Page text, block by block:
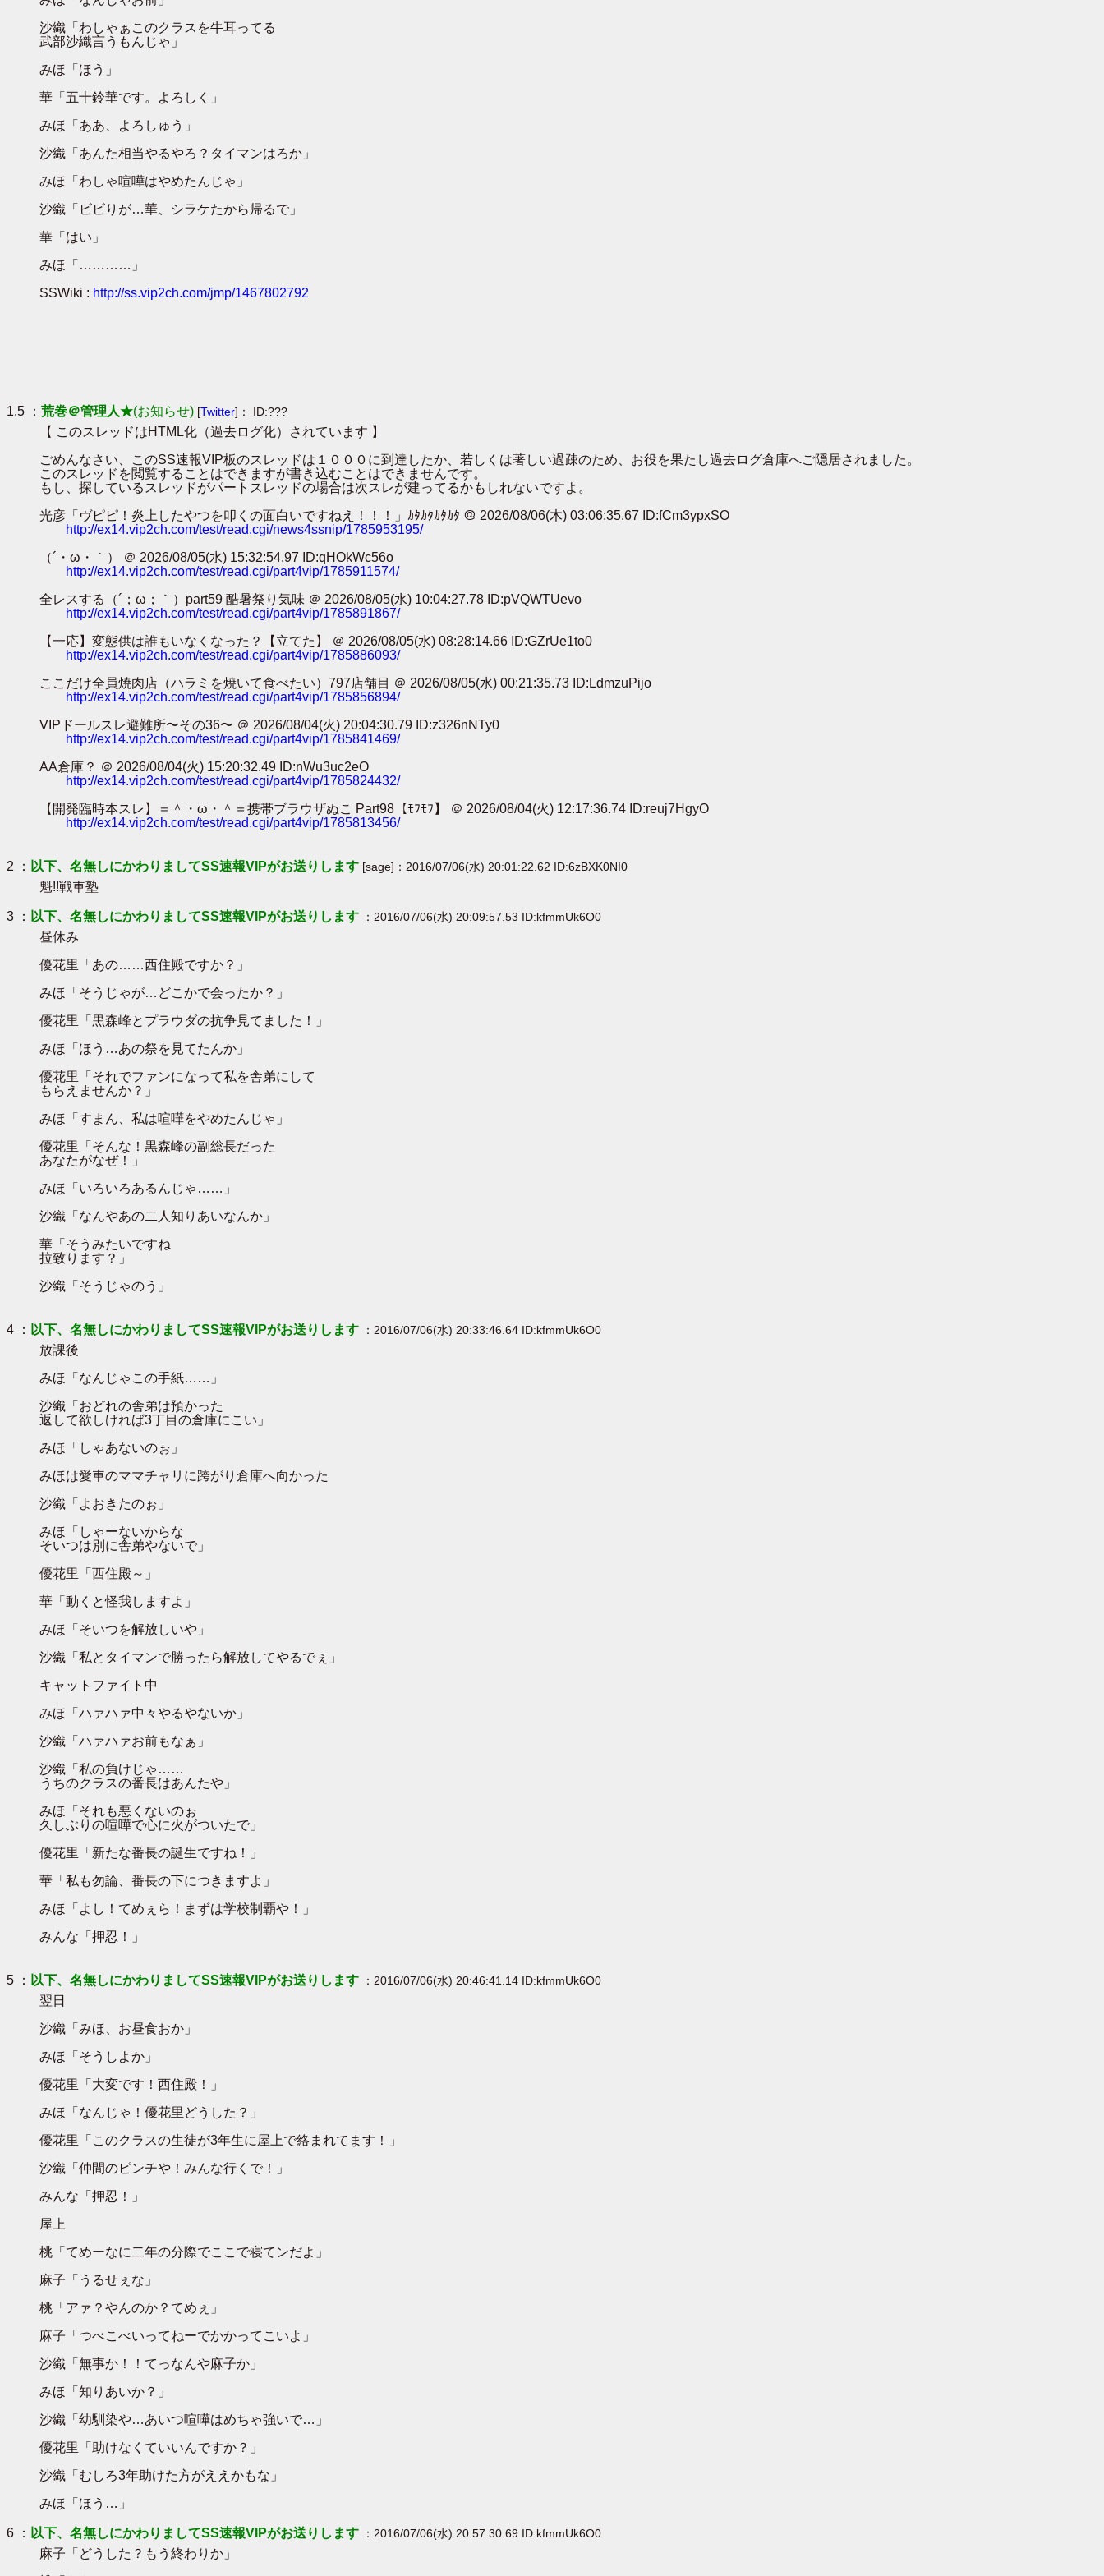
沙織「わしゃぁこのクラスを牛耳ってる
武部沙織言うもんじゃ」
みほ「ほう」
華「五十鈴華です。よろしく」
みほ「ああ、よろしゅう」
沙織「あんた相当やるやろ？タイマンはろか」
みほ「わしゃ喧嘩はやめたんじゃ」
沙織「ビビりが…華、シラケたから帰るで」
華「はい」
みほ「…………」
SSWiki : http://ss.vip2ch.com/jmp/1467802792
1.5 ： 荒巻＠管理人★(お知らせ) [Twitter]： ID:???
【 このスレッドはHTML化（過去ログ化）されています 】
ごめんなさい、このSS速報VIP板のスレッドは１０００に到達したか、若しくは著しい過疎のため、お役を果たし過去ログ倉庫へご隠居されました。
このスレッドを閲覧することはできますが書き込むことはできませんです。
もし、探しているスレッドがパートスレッドの場合は次スレが建ってるかもしれないですよ。
光彦「ヴピピ！炎上したやつを叩くの面白いですねえ！！！」ｶﾀｶﾀｶﾀｶﾀ ＠ 2026/08/06(木) 03:06:35.67 ID:fCm3ypxSO
http://ex14.vip2ch.com/test/read.cgi/news4ssnip/1785953195/
（´・ω・｀） ＠ 2026/08/05(水) 15:32:54.97 ID:qHOkWc56o
http://ex14.vip2ch.com/test/read.cgi/part4vip/1785911574/
全レスする（´；ω；｀）part59 酷暑祭り気味 ＠ 2026/08/05(水) 10:04:27.78 ID:pVQWTUevo
http://ex14.vip2ch.com/test/read.cgi/part4vip/1785891867/
【一応】変態供は誰もいなくなった？【立てた】 ＠ 2026/08/05(水) 08:28:14.66 ID:GZrUe1to0
http://ex14.vip2ch.com/test/read.cgi/part4vip/1785886093/
ここだけ全員焼肉店（ハラミを焼いて食べたい）797店舗目 ＠ 2026/08/05(水) 00:21:35.73 ID:LdmzuPijo
http://ex14.vip2ch.com/test/read.cgi/part4vip/1785856894/
VIPドールスレ避難所〜その36〜 ＠ 2026/08/04(火) 20:04:30.79 ID:z326nNTy0
http://ex14.vip2ch.com/test/read.cgi/part4vip/1785841469/
AA倉庫？ ＠ 2026/08/04(火) 15:20:32.49 ID:nWu3uc2eO
http://ex14.vip2ch.com/test/read.cgi/part4vip/1785824432/
【開発臨時本スレ】＝＾・ω・＾＝携帯ブラウザぬこ Part98【ﾓﾌﾓﾌ】 ＠ 2026/08/04(火) 12:17:36.74 ID:reuj7HgyO
http://ex14.vip2ch.com/test/read.cgi/part4vip/1785813456/
2 ： 以下、名無しにかわりましてSS速報VIPがお送りします [sage]：2016/07/06(水) 20:01:22.62 ID:6zBXK0NI0
魁!!戦車塾
3 ： 以下、名無しにかわりましてSS速報VIPがお送りします ：2016/07/06(水) 20:09:57.53 ID:kfmmUk6O0
昼休み
優花里「あの……西住殿ですか？」
みほ「そうじゃが…どこかで会ったか？」
優花里「黒森峰とプラウダの抗争見てました！」
みほ「ほう…あの祭を見てたんか」
優花里「それでファンになって私を舎弟にして
もらえませんか？」
みほ「すまん、私は喧嘩をやめたんじゃ」
優花里「そんな！黒森峰の副総長だった
あなたがなぜ！」
みほ「いろいろあるんじゃ……」
沙織「なんやあの二人知りあいなんか」
華「そうみたいですね
拉致ります？」
沙織「そうじゃのう」
4 ： 以下、名無しにかわりましてSS速報VIPがお送りします ：2016/07/06(水) 20:33:46.64 ID:kfmmUk6O0
放課後
みほ「なんじゃこの手紙……」
沙織「おどれの舎弟は預かった
返して欲しければ3丁目の倉庫にこい」
みほ「しゃあないのぉ」
みほは愛車のママチャリに跨がり倉庫へ向かった
沙織「よおきたのぉ」
みほ「しゃーないからな
そいつは別に舎弟やないで」
優花里「西住殿～」
華「動くと怪我しますよ」
みほ「そいつを解放しいや」
沙織「私とタイマンで勝ったら解放してやるでぇ」
キャットファイト中
みほ「ハァハァ中々やるやないか」
沙織「ハァハァお前もなぁ」
沙織「私の負けじゃ……
うちのクラスの番長はあんたや」
みほ「それも悪くないのぉ
久しぶりの喧嘩で心に火がついたで」
優花里「新たな番長の誕生ですね！」
華「私も勿論、番長の下につきますよ」
みほ「よし！てめぇら！まずは学校制覇や！」
みんな「押忍！」
5 ： 以下、名無しにかわりましてSS速報VIPがお送りします ：2016/07/06(水) 20:46:41.14 ID:kfmmUk6O0
翌日
沙織「みほ、お昼食おか」
みほ「そうしよか」
優花里「大変です！西住殿！」
みほ「なんじゃ！優花里どうした？」
優花里「このクラスの生徒が3年生に屋上で絡まれてます！」
沙織「仲間のピンチや！みんな行くで！」
みんな「押忍！」
屋上
桃「てめーなに二年の分際でここで寝てンだよ」
麻子「うるせぇな」
桃「アァ？やんのか？てめぇ」
麻子「つべこべいってねーでかかってこいよ」
沙織「無事か！！てっなんや麻子か」
みほ「知りあいか？」
沙織「幼馴染や…あいつ喧嘩はめちゃ強いで…」
優花里「助けなくていいんですか？」
沙織「むしろ3年助けた方がええかもな」
みほ「ほう…」
6 ： 以下、名無しにかわりましてSS速報VIPがお送りします ：2016/07/06(水) 20:57:30.69 ID:kfmmUk6O0
麻子「どうした？もう終わりか」